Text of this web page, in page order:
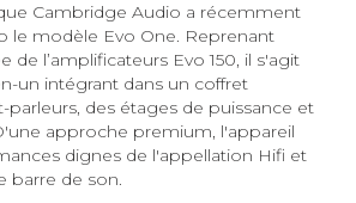
Cambridge Audio a récemment
le modèle Evo One. Reprenant
de l’amplificateurs Evo 150, il s'agit
un intégrant dans un coffret
des étages de puissance et
approche premium, l'appareil
dignes de l'appellation Hifi et
barre de son.